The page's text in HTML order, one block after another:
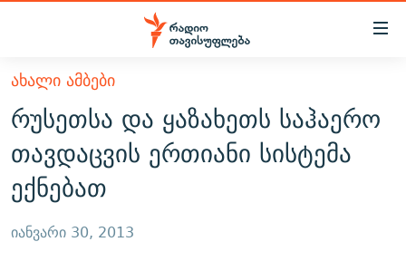
Accessibility
მთავარ
შინაარსზე
დაბრუნება
მთავარ
ნავიგაციაზე
დაბრუნება
ძიებაზე
ᲐᲮᲐᲚᲘ ᲐᲛᲑᲔᲑᲘ
ᲗᲔᲛᲔᲑᲘ
ᲞᲝᲚᲘᲢᲘᲙᲐ
ᲔᲙᲝᲜᲝᲛᲘᲙᲐ
ᲡᲐᲖᲝᲒᲐᲓᲝᲔᲑᲐ
ᲕᲘᲓᲔᲝ
ᲑᲚᲝᲒᲔᲑᲘ
ᲞᲝᲓᲙᲐᲡᲢᲔᲑᲘ
ᲐᲮᲐᲚᲘ ᲐᲛᲑᲔᲑᲘ
რუსეთსა და ყაზახეთს საჰაერო
თავდაცვის ერთიანი სისტემა
ექნებათ
იანვარი 30, 2013